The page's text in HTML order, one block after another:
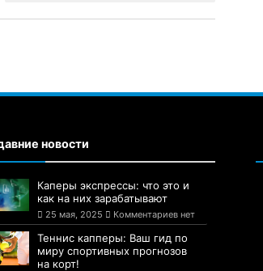
новости
Каперы экспрессы: что это и
как на них зарабатывают
25 мая, 2025 Комментариев нет
Теннис капперы: Ваш гид по
миру спортивных прогнозов
на корт!